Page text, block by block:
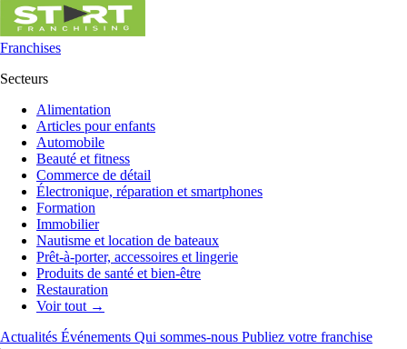
Franchises
Secteurs
Alimentation
Articles pour enfants
Automobile
Beauté et fitness
Commerce de détail
Électronique, réparation et smartphones
Formation
Immobilier
Nautisme et location de bateaux
Prêt-à-porter, accessoires et lingerie
Produits de santé et bien-être
Restauration
Voir tout →
Actualités Événements Qui sommes-nous Publiez votre franchise